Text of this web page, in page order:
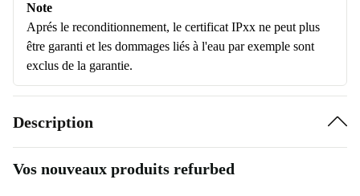
Note
Aprés le reconditionnement, le certificat IPxx ne peut plus
être garanti et les dommages liés à l'eau par exemple sont
exclus de la garantie.
Description
Vos nouveaux produits refurbed